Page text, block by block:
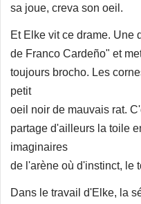
sa joue, creva son oeil.
Et Elke vit ce drame. Une
de Franco Cardeño" et
toujours brocho. Les
petit
oeil noir de mauvais rat.
partage d'ailleurs la toile
imaginaires
de l'arène où d'instinct, le
Dans le travail d'Elke, la